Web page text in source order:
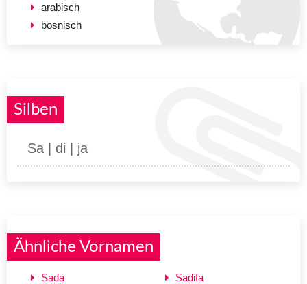
arabisch
bosnisch
Silben
Sa | di | ja
Ähnliche Vornamen
Sada
Sadifa